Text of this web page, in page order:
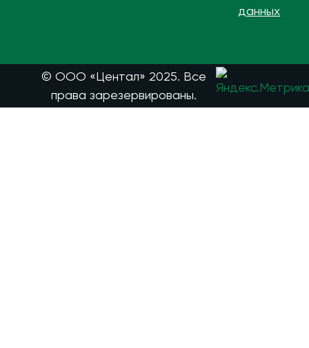
данных
© ООО «Центал» 2025. Все
права зарезервированы.